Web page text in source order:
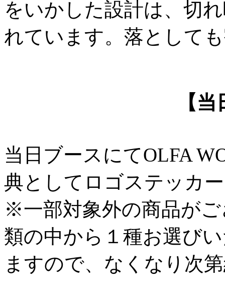
をいかした設計は、切
れています。落として
【
当日ブースにてOLFA
典としてロゴステッカ
※一部対象外の商品が
類の中から１種お選び
ますので、なくなり次